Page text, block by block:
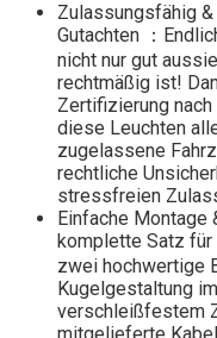
Zulassungsfähig
Gutachten ：
nicht nur gut
rechtmäßig ist!
Zertifizierung
diese Leuchten
zugelassene
rechtliche
stressfreien
Einfache
komplette Satz
zwei hochwertige
Kugelgestaltung
verschleißfestem